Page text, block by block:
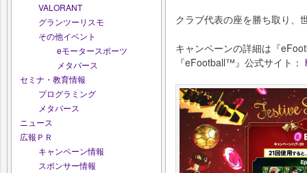
VALORANT
グランツーリスモ
その他イベント
eモータースポーツ
メタバース
セミナ・教育情報
プログラミング
メタバース
ニュース
広報ＰＲ
キャンペーン情報
スポンサー情報
クラブ代表の座を勝ち取り、
キャンペーンの詳細は『
『eFootball™』公式サイト：